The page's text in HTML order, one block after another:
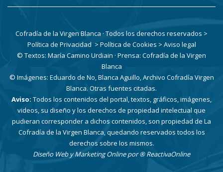
Cofradía de la Virgen Blanca · Todos los derechos reservados >
Política de Privacidad > Política de Cookies > Aviso legal
© Textos: María Camino Urdiain · Prensa: Cofradía de la Virgen
Blanca
© Imágenes: Eduardo de No, Blanca Aguillo, Archivo Cofradía Virgen
Blanca. Otras fuentes citadas.
Aviso: Todos los contenidos del portal, textos, gráficos, imágenes,
videos, su diseño y los derechos de propiedad intelectual que
pudieran corresponder a dichos contenidos, son propiedad de La
Cofradía de la Virgen Blanca, quedando reservados todos los
derechos sobre los mismos.
Diseño Web y Marketing Online por® ReactivaOnline